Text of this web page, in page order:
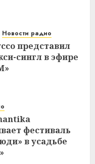
Новости радио
представил
сингл в эфире
фестиваль
в усадьбе